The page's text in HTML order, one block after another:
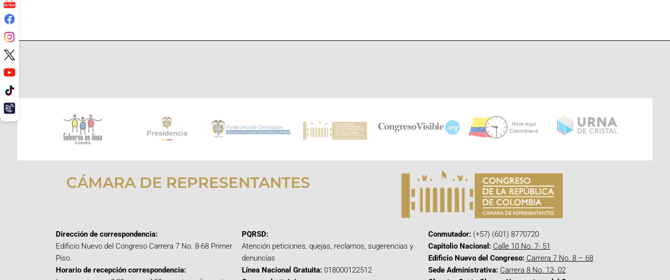
CÁMARA DE REPRESENTANTES
Dirección de correspondencia:
Edificio Nuevo del Congreso Carrera 7 No. 8-68 Primer
Piso.
Horario de recepción correspondencia:
PQRSD:
Atención peticiones, quejas, reclamos, sugerencias y
denuncias
Línea Nacional Gratuita: 018000122512
Conmutador:(+57) (601) 8770720
Capitolio Nacional: Calle 10 No. 7- 51
Edificio Nuevo del Congreso: Carrera 7 No. 8 – 68
Sede Administrativa: Carrera 8 No. 12- 02